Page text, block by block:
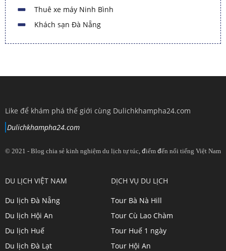
Thuê xe máy Ninh Bình
Khách sạn Đà Nẵng
Like để khám phá thế giới cùng Dulichkhampha24.com
Dulichkhampha24.com
© 2021 - Blog chia sẻ kinh nghiệm du lịch tự túc, điểm đến nổi tiếng Việt Nam
profile
on
Twitter
profile
on
LinkedIn
profile
on
YouTube
profile
on
Google+
DU LỊCH VIỆT NAM
Du lịch Đà Nẵng
Du lịch Hội An
Du lịch Huế
Du lịch Đà Lạt
DỊCH VỤ DU LỊCH
Tour Bà Nà Hill
Tour Cù Lao Chàm
Tour Huế 1 ngày
Tour Hội An